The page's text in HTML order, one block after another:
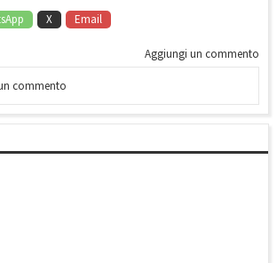
X Email
Aggiungi un commento
commento